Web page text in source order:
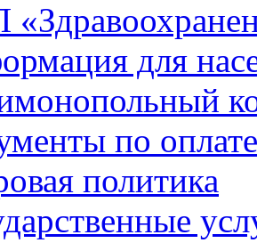
для
по
политика